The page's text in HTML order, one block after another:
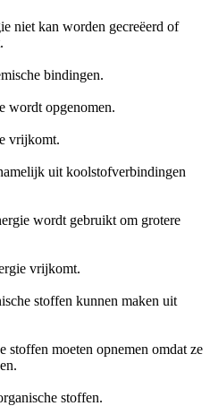
niet kan worden gecreëerd of
bindingen.
wordt opgenomen.
vrijkomt.
uit koolstofverbindingen
wordt gebruikt om grotere
vrijkomt.
stoffen kunnen maken uit
stoffen moeten opnemen omdat ze
stoffen.